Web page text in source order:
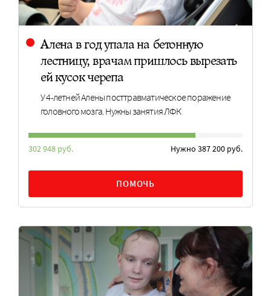
Алена в год упала на бетонную
лестницу, врачам пришлось вырезать
ей кусок черепа
У 4-летней Алены посттравматическое поражение
головного мозга. Нужны занятия ЛФК
302 948 руб. Нужно 387 200 руб.
ПОМОЧЬ